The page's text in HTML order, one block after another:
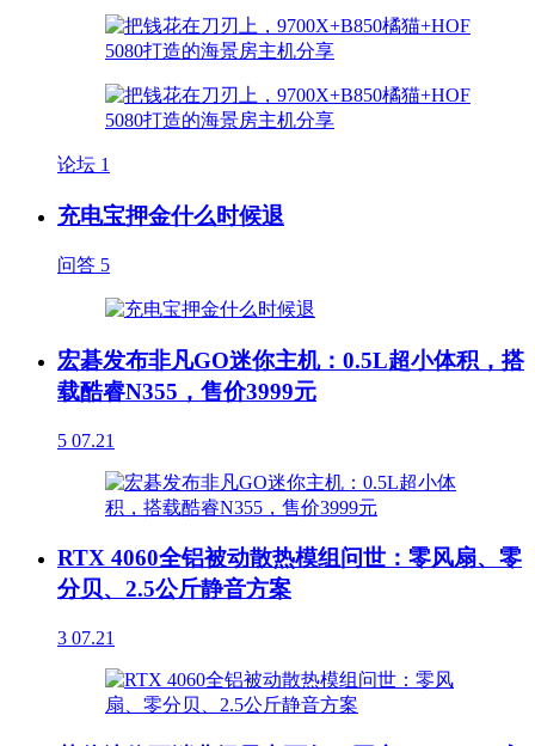
论坛 1
充电宝押金什么时候退
问答 5
宏碁发布非凡GO迷你主机：0.5L超小体积，搭
载酷睿N355，售价3999元
5 07.21
RTX 4060全铝被动散热模组问世：零风扇、零
分贝、2.5公斤静音方案
3 07.21